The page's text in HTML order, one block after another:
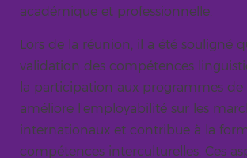
académique et professionnelle.
Lors de la réunion, il a été souligné
validation des compétences
la participation aux programmes de
améliore l'employabilité sur les
internationaux et contribue à la
compétences interculturelles. Ces